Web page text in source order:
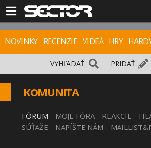
NOVINKY RECENZIE VIDEÁ HRY
PRIDAŤ
VYHĽADAŤ
KOMUNITA
FÓRUM MOJE FÓRA REAKCIE
SÚŤAŽE
NAPÍŠTE NÁM